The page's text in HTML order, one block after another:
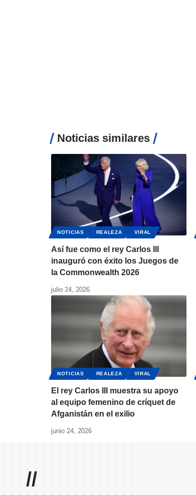
Noticias similares
NOTICIAS REALEZA VIRAL
Así fue como el rey Carlos III
inauguró con éxito los Juegos de
la Commonwealth 2026
julio 24, 2026
NOTICIAS REALEZA VIRAL
El rey Carlos III muestra su apoyo
al equipo femenino de críquet de
Afganistán en el exilio
junio 24, 2026
//